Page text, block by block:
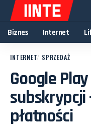
Biznes Internet
INTERNET SPRZEDAŻ
Google
subskrypcji
płatności